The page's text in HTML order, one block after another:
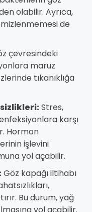
olabilir. Ayrıca,
de
çevresindeki
maruz
tıkanıklığa
Stres,
karşı
Hormon
işlevini
yol açabilir.
Göz kapağı iltihabı
Bu durum, yağ